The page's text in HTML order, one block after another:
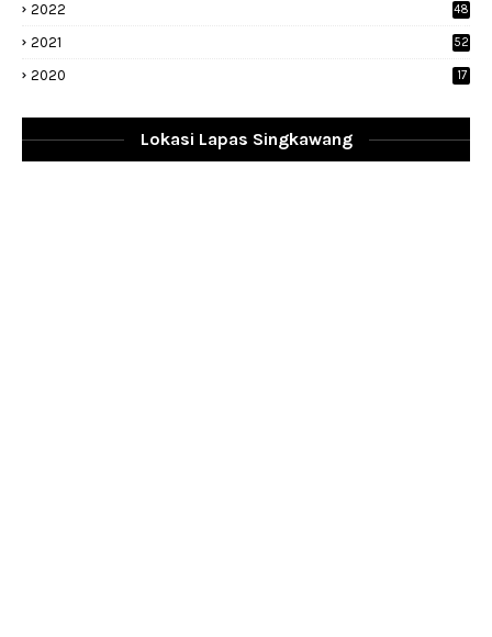
2022
48
2021 52
2020 17
Lokasi Lapas Singkawang